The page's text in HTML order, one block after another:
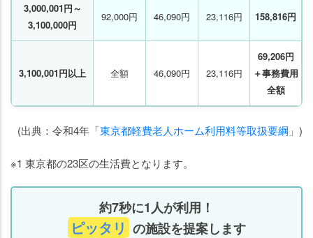
3,000,001円～
3,100,000円
92,000円 46,090円 23,116円 158,816円
3,100,001円以上 全額 46,090円 23,116円
69,206円
＋事務費用
全額
(出典：令和4年「東京都軽費老人ホーム利用料等取扱要綱 」)
※1 東京都の23区の生活費となります。
約7秒に1人が利用！
ピッタリ の施設を提案します